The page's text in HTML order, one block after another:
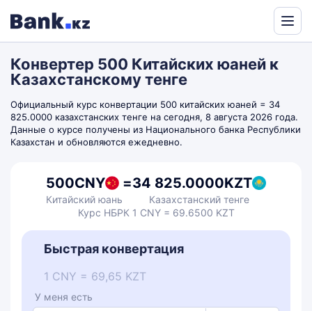
by
Translate
Конвертер 500 Китайских юаней к
Казахстанскому тенге
Официальный курс конвертации 500 китайских юаней = 34
825.0000 казахстанских тенге на сегодня, 8 августа 2026 года.
Данные о курсе получены из Национального банка Республики
Казахстан и обновляются ежедневно.
500CNY
Китайский юань
=34 825.0000KZT
Казахстанский тенге
Курс НБРК 1 CNY = 69.6500 KZT
Быстрая конвертация
1 CNY = 69,65 KZT
У меня есть